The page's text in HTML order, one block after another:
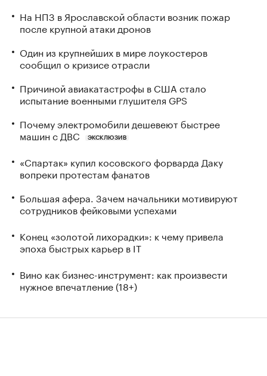
На НПЗ в Ярославской области возник пожар
после крупной атаки дронов
Один из крупнейших в мире лоукостеров
сообщил о кризисе отрасли
Причиной авиакатастрофы в США стало
испытание военными глушителя GPS
Почему электромобили дешевеют быстрее
машин с ДВС
ЭКСКЛЮЗИВ
«Спартак» купил косовского форварда Даку
вопреки протестам фанатов
Большая афера. Зачем начальники мотивируют
сотрудников фейковыми успехами
Конец «золотой лихорадки»: к чему привела
эпоха быстрых карьер в IT
Вино как бизнес-инструмент: как произвести
нужное впечатление (18+)